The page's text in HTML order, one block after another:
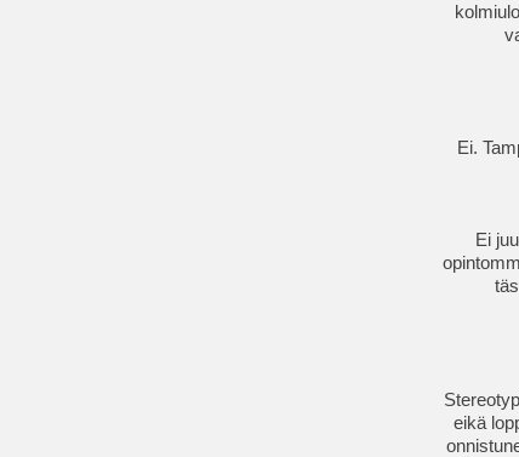
Ei.
Ei
eikä